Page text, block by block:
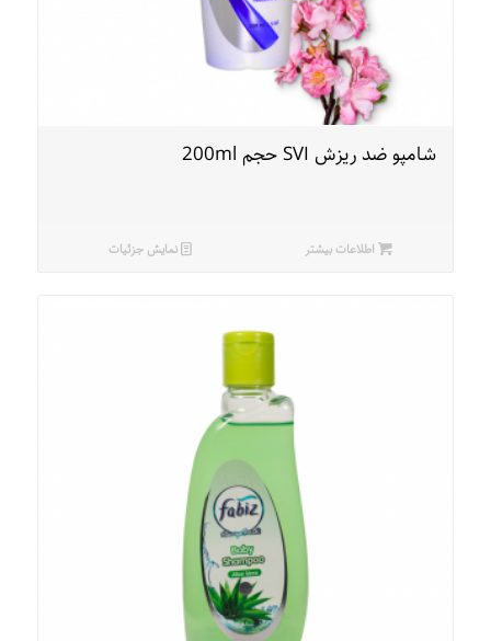
شامپو ضد ریزش SVI حجم 200ml
اطلاعات بیشتر نمایش جزئیات